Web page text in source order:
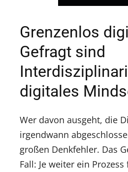
Grenzenlos
Gefragt sind
digitales
Wer davon ausgeht, die
irgendwann
großen Denkfehler. Das
Fall: Je weiter ein